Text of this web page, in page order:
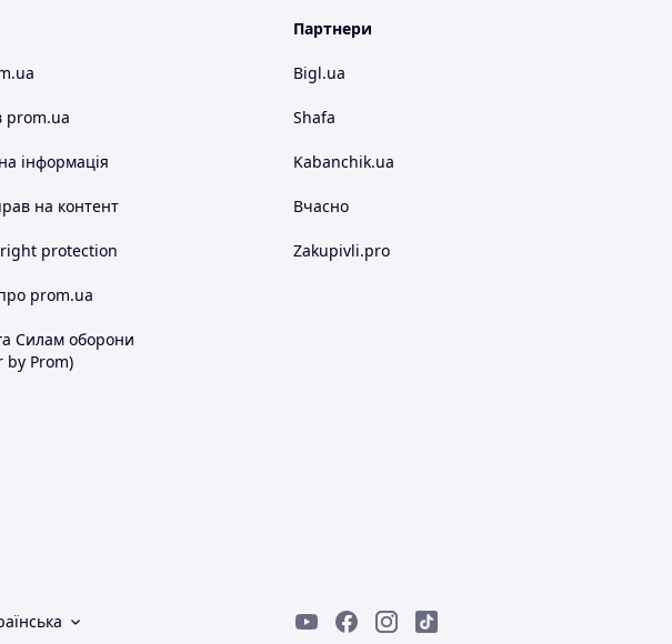
prom.ua
інформація
на контент
protection
prom.ua
Силам оборони
by Prom)
Партнери
Bigl.ua
Shafa
Kabanchik.ua
Вчасно
Zakupivli.pro